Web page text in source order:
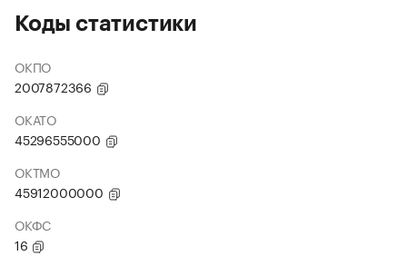
Коды статистики
ОКПО
2007872366
ОКАТО
45296555000
ОКТМО
45912000000
ОКФС
16